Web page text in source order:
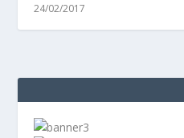
24/02/2017